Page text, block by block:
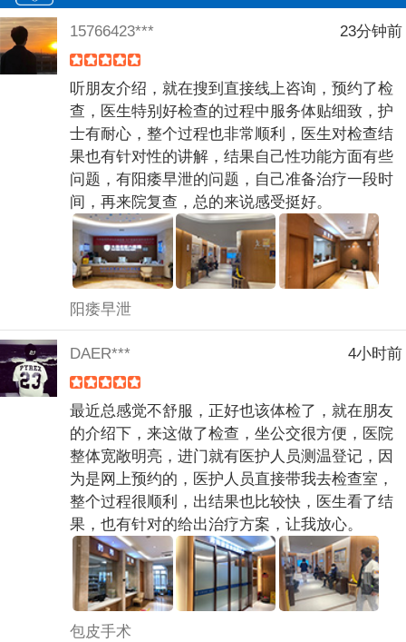
15766423*** 23分钟前
听朋友介绍，就在搜到直接线上咨询，预约了检
查，医生特别好检查的过程中服务体贴细致，护
士有耐心，整个过程也非常顺利，医生对检查结
果也有针对性的讲解，结果自己性功能方面有些
问题，有阳痿早泄的问题，自己准备治疗一段时
间，再来院复查，总的来说感受挺好。
阳痿早泄
DAER*** 4小时前
最近总感觉不舒服，正好也该体检了，就在朋友
的介绍下，来这做了检查，坐公交很方便，医院
整体宽敞明亮，进门就有医护人员测温登记，因
为是网上预约的，医护人员直接带我去检查室，
整个过程很顺利，出结果也比较快，医生看了结
果，也有针对的给出治疗方案，让我放心。
包皮手术